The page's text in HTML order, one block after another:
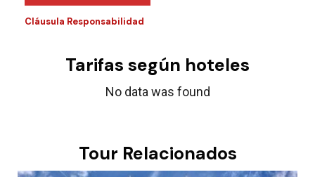
Cláusula Responsabilidad
Tarifas según hoteles
No data was found
Tour Relacionados